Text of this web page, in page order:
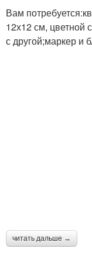
Вам
12х12 см, цветной
с другой;маркер и
читать дальше →